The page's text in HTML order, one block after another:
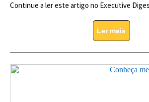
Continue a ler este artigo no Executive
Ler mais